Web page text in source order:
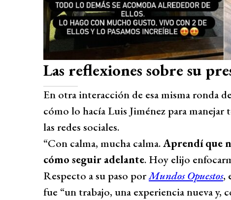
Las reflexiones sobre su
En otra interacción de esa misma ronda
cómo lo hacía Luis Jiménez para
las redes sociales.
“Con calma, mucha calma.Aprendí que
cómo seguir adelante. Hoy elijo
Respecto a su paso porMundos Opuestos,
fue “un trabajo, una experiencia nueva